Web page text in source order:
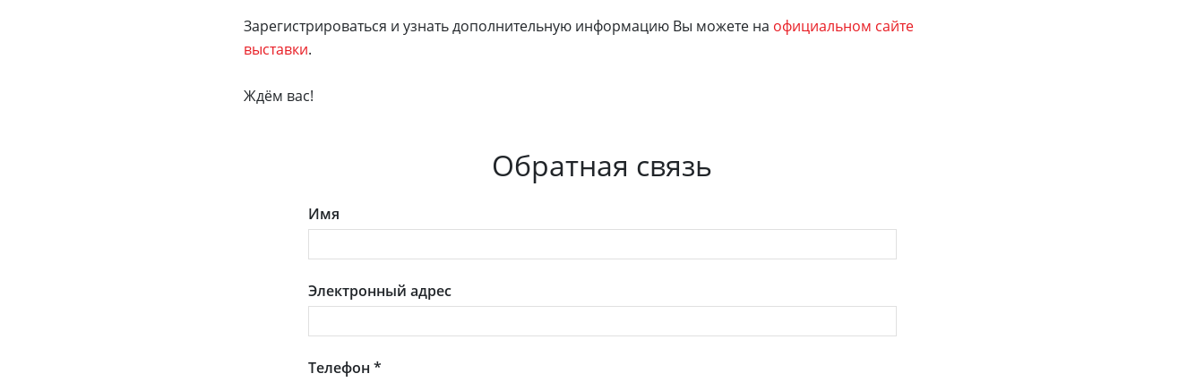
Зарегистрироваться и узнать дополнительную информацию Вы можете на официальном сайте
выставки.
Ждём вас!
Обратная связь
Имя
Электронный адрес
Телефон *